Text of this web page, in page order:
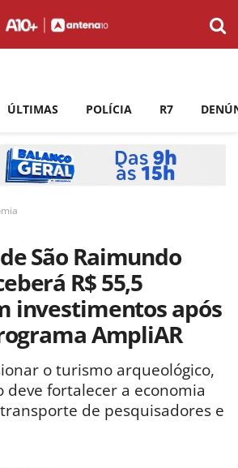
ÚLTIMAS POLÍCIA R7
São Raimundo
R$ 55,5
investimentos após
AmpliAR
o turismo arqueológico,
deve fortalecer a economia
de pesquisadores e